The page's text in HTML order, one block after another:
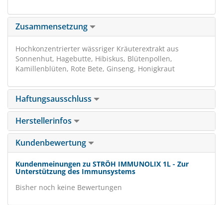
Zusammensetzung
Hochkonzentrierter wässriger Kräuterextrakt aus
Sonnenhut, Hagebutte, Hibiskus, Blütenpollen,
Kamillenblüten, Rote Bete, Ginseng, Honigkraut
Haftungsausschluss
Herstellerinfos
Kundenbewertung
Kundenmeinungen zu STRÖH IMMUNOLIX 1L - Zur
Unterstützung des Immunsystems
Bisher noch keine Bewertungen